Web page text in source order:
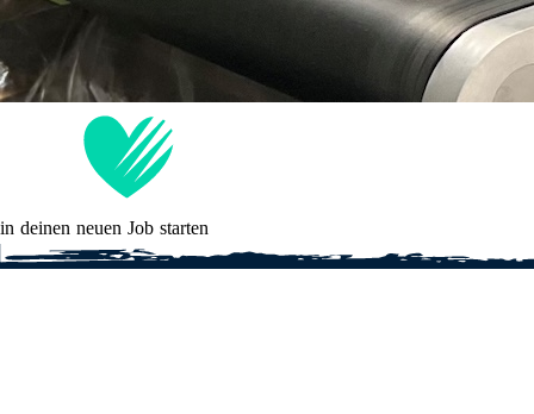
in deinen neuen Job starten